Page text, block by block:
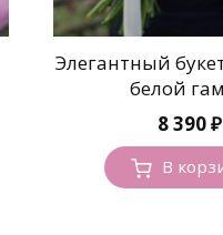
Элегантный
белой
8 390₽
В